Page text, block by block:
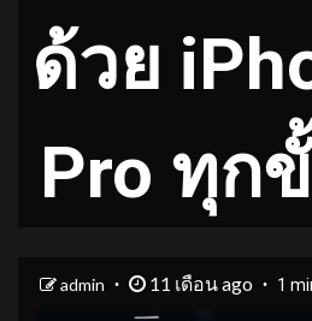
ด้วย
Pro ทุก
admin 11 เดือน ago 1